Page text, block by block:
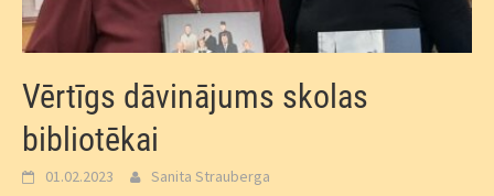
Vērtīgs dāvinājums skolas
bibliotēkai
01.02.2023 Sanita Strauberga